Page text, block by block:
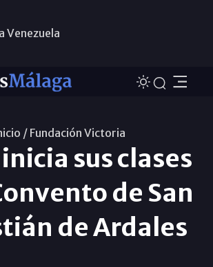
Venezuela
/ Fundación Victoria
sus clases
de San
de Ardales